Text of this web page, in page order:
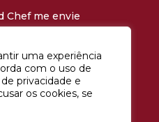
uma experiência
com o uso de
privacidade e
os cookies, se
Chef me envie